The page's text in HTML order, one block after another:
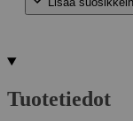
Tuotetiedot